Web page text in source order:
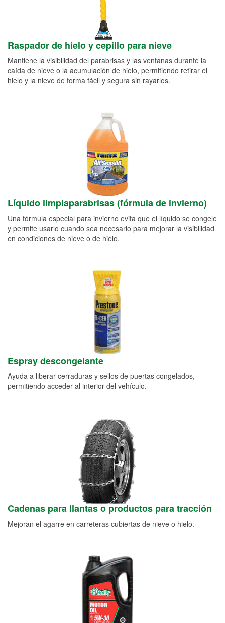
Raspador de hielo y cepillo para nieve
Mantiene la visibilidad del parabrisas y las ventanas durante la
caída de nieve o la acumulación de hielo, permitiendo retirar el
hielo y la nieve de forma fácil y segura sin rayarlos.
Líquido limpiaparabrisas (fórmula de invierno)
Una fórmula especial para invierno evita que el líquido se congele
y permite usarlo cuando sea necesario para mejorar la visibilidad
en condiciones de nieve o de hielo.
Espray descongelante
Ayuda a liberar cerraduras y sellos de puertas congelados,
permitiendo acceder al interior del vehículo.
Cadenas para llantas o productos para tracción
Mejoran el agarre en carreteras cubiertas de nieve o hielo.